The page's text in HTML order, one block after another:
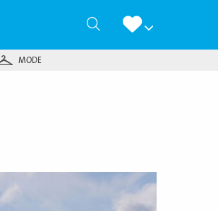
Zoeken
MODE